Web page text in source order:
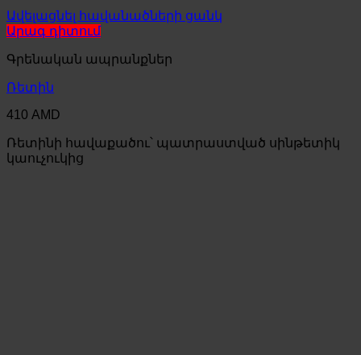
Ավելացնել հավանածների ցանկ
Արագ դիտում
Գրենական ապրանքներ
Ռետին
410 AMD
Ռետինի հավաքածու՝ պատրաստված սինթետիկ
կաուչուկից